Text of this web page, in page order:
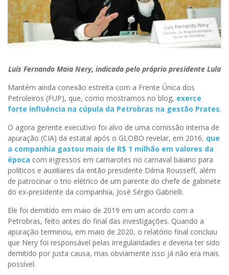
Luís Fernando Maia Nery, indicado pelo próprio presidente Lula
Mantém ainda conexão estreita com a Frente Única dos
Petroleiros (FUP), que, como mostramos no blog, exerce
forte influência na cúpula da Petrobras na gestão Prates.
O agora gerente executivo foi alvo de uma comissão interna de
apuração (CIA) da estatal após o GLOBO revelar, em 2016, que
a companhia gastou mais de R$ 1 milhão em valores da
época com ingressos em camarotes no carnaval baiano para
políticos e auxiliares da então presidente Dilma Rousseff, além
de patrocinar o trio elétrico de um parente do chefe de gabinete
do ex-presidente da companhia, José Sérgio Gabrielli.
Ele foi demitido em maio de 2019 em um acordo com a
Petrobras, feito antes do final das investigações. Quando a
apuração terminou, em maio de 2020, o relatório final concluiu
que Nery foi responsável pelas irregularidades e deveria ter sido
demitido por justa causa, mas obviamente isso já não era mais
possível.